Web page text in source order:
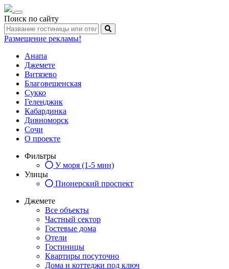
Toggle
navigation
Поиск по сайту
Размещение рекламы!
Анапа
Джемете
Витязево
Благовещенская
Сукко
Геленджик
Кабардинка
Дивноморск
Сочи
О проекте
Фильтры
У моря (1-5 мин)
Улицы
Пионерский проспект
Джемете
Все объекты
Частный сектор
Гостевые дома
Отели
Гостиницы
Квартиры посуточно
Дома и коттеджи под ключ